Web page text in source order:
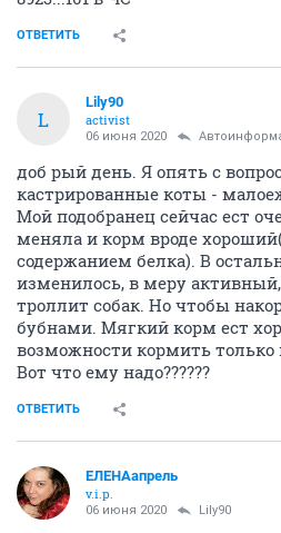
ОТВЕТИТЬ
L
Lily90
activist
06 июня 2020
доб рый день. Я опять с
кастрированные коты -
Мой подобранец сейчас ест
меняла и корм вроде
содержанием белка). В
изменилось, в меру
троллит собак. Но чтобы
бубнами. Мягкий корм ест
возможности кормить
Вот что ему надо??????
ОТВЕТИТЬ
ЕЛЕНАапрель
v.i.p.
06 июня 2020 Lily90